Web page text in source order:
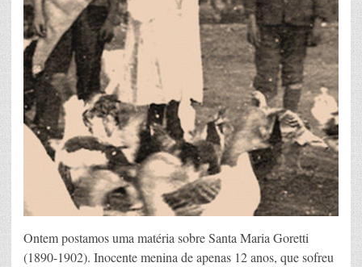
Ontem postamos uma matéria sobre Santa Maria Goretti
(1890-1902). Inocente menina de apenas 12 anos, que sofreu